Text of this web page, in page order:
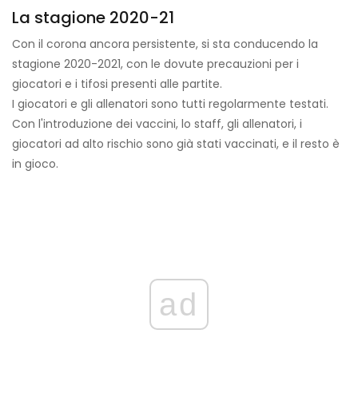
La stagione 2020-21
Con il corona ancora persistente, si sta conducendo la
stagione 2020-2021, con le dovute precauzioni per i
giocatori e i tifosi presenti alle partite.
I giocatori e gli allenatori sono tutti regolarmente testati.
Con l'introduzione dei vaccini, lo staff, gli allenatori, i
giocatori ad alto rischio sono già stati vaccinati, e il resto è
in gioco.
ad